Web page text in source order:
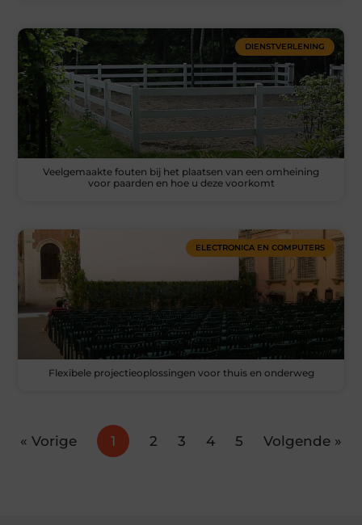
DIENSTVERLENING
Veelgemaakte fouten bij het plaatsen van een omheining
voor paarden en hoe u deze voorkomt
ELECTRONICA EN COMPUTERS
Flexibele projectieoplossingen voor thuis en onderweg
« Vorige 1 2 3 4 5 Volgende »